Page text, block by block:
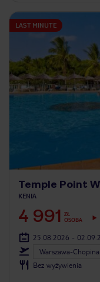
LAST MINUTE
Temple Point
KENIA
4 991
ZŁ
OSOBA
25.08.2026 -
Warszawa-
Bez wyżywienia